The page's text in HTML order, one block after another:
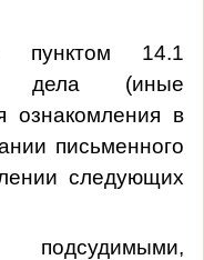
пунктом 14.1
дела (иные
ознакомления в
письменного
следующих